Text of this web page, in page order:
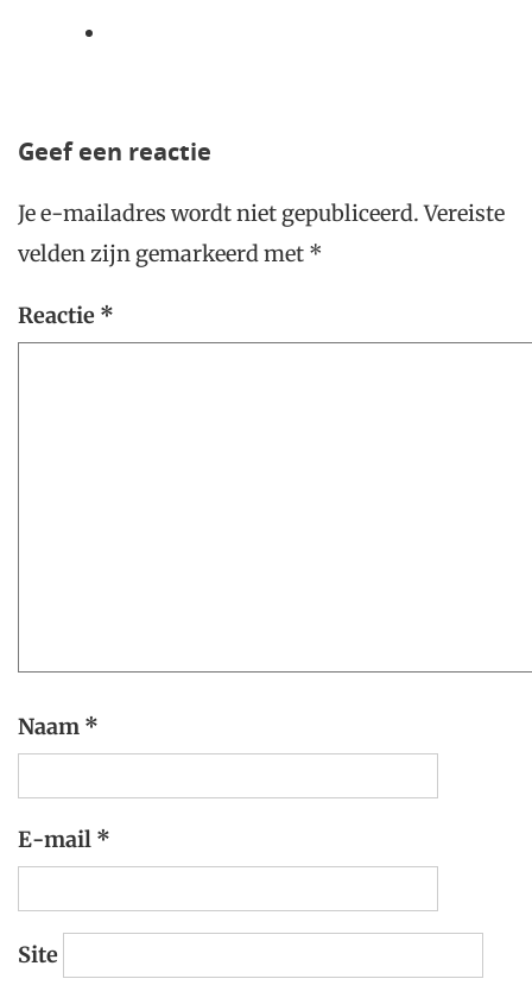
Geef een reactie
Je e-mailadres wordt niet gepubliceerd. Vereiste
velden zijn gemarkeerd met *
Reactie *
Naam *
E-mail *
Site